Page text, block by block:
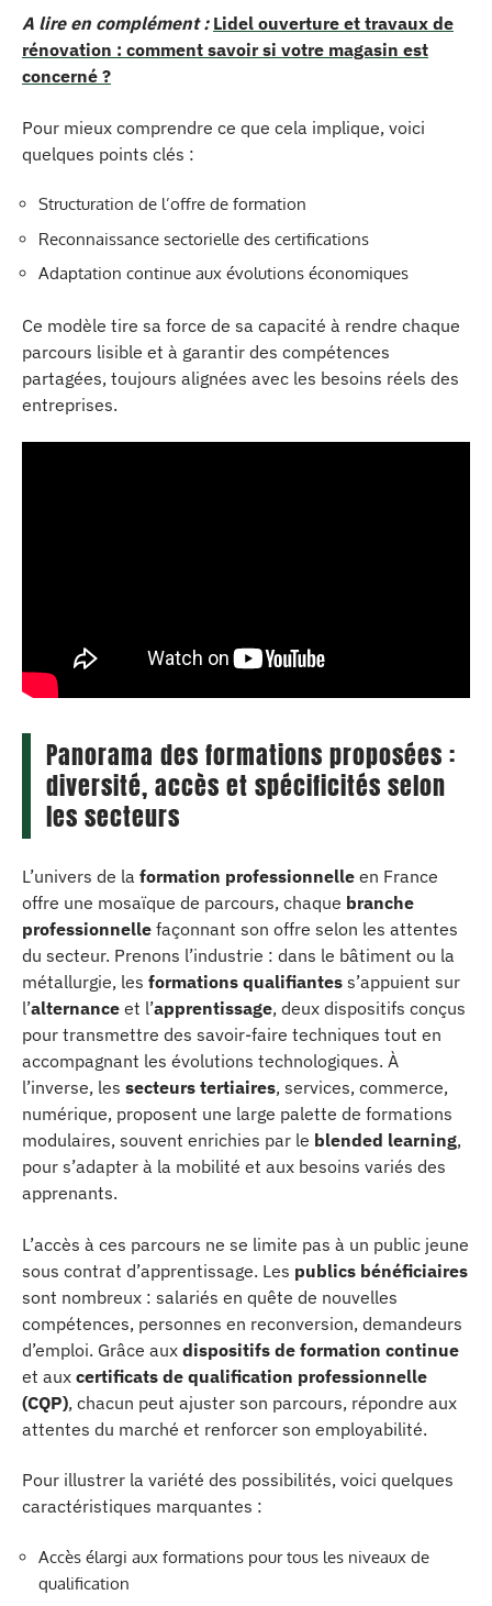
A lire en complément : Lidel ouverture et travaux de
rénovation : comment savoir si votre magasin est
concerné ?
Pour mieux comprendre ce que cela implique, voici
quelques points clés :
Structuration de l’offre de formation
Reconnaissance sectorielle des certifications
Adaptation continue aux évolutions économiques
Ce modèle tire sa force de sa capacité à rendre chaque
parcours lisible et à garantir des compétences
partagées, toujours alignées avec les besoins réels des
entreprises.
Panorama des formations proposées :
diversité, accès et spécificités selon
les secteurs
L’univers de la formation professionnelle en France
offre une mosaïque de parcours, chaque branche
professionnelle façonnant son offre selon les attentes
du secteur. Prenons l’industrie : dans le bâtiment ou la
métallurgie, les formations qualifiantes s’appuient sur
l’alternance et l’apprentissage, deux dispositifs conçus
pour transmettre des savoir-faire techniques tout en
accompagnant les évolutions technologiques. À
l’inverse, les secteurs tertiaires, services, commerce,
numérique, proposent une large palette de formations
modulaires, souvent enrichies par le blended learning,
pour s’adapter à la mobilité et aux besoins variés des
apprenants.
L’accès à ces parcours ne se limite pas à un public jeune
sous contrat d’apprentissage. Les publics bénéficiaires
sont nombreux : salariés en quête de nouvelles
compétences, personnes en reconversion, demandeurs
d’emploi. Grâce aux dispositifs de formation continue
et aux certificats de qualification professionnelle
(CQP), chacun peut ajuster son parcours, répondre aux
attentes du marché et renforcer son employabilité.
Pour illustrer la variété des possibilités, voici quelques
caractéristiques marquantes :
Accès élargi aux formations pour tous les niveaux de
qualification